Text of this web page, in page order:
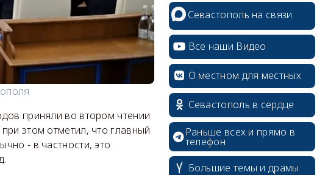
приняли во втором чтении
этом отметил, что главный
- в частности, это
Севастополь на связи
Все наши Видео
О местном для местных
Севастополь в сердце
Раньше всех и прямо в
телефон
Большие темы и драмы